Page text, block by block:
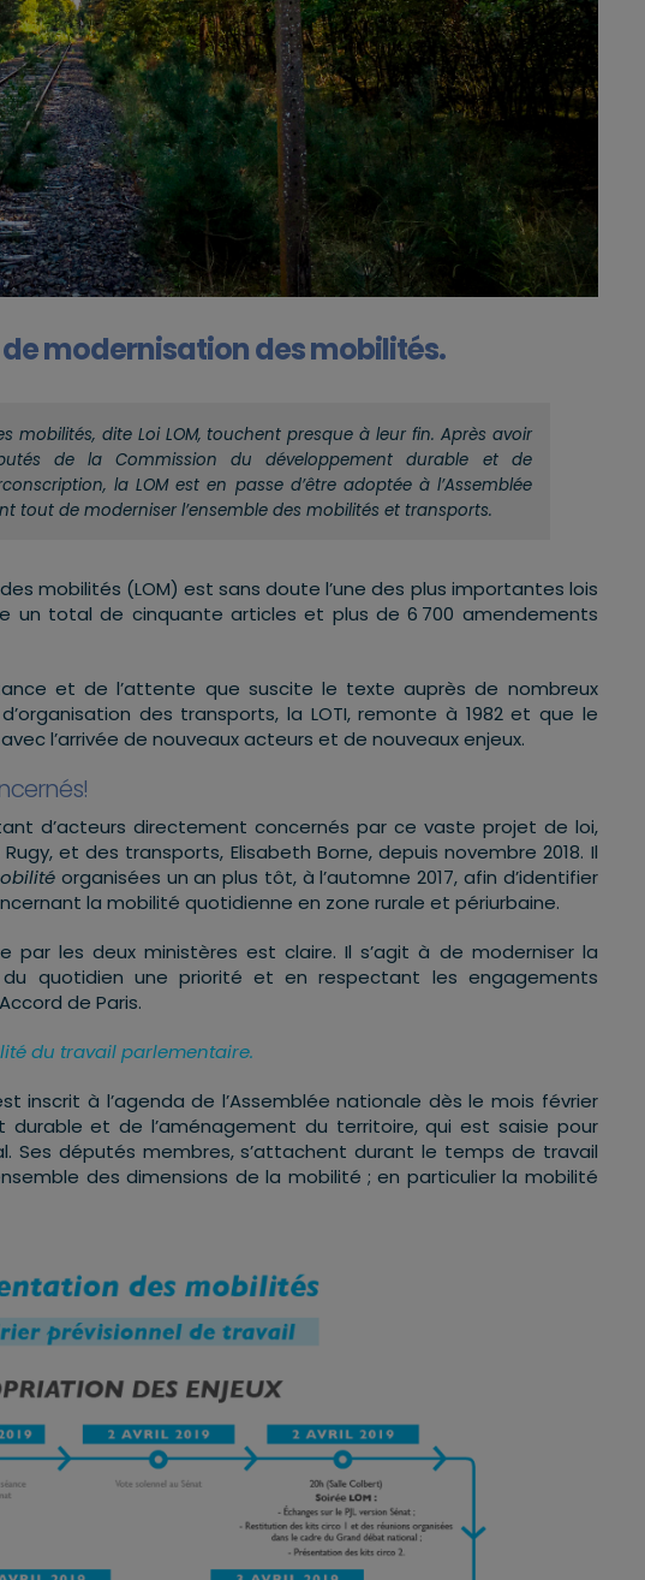
de modernisation des mobilités.
mobilités, dite Loi LOM, touchent presque à leur fin. Après avoir
de la Commission du développement durable et de
la LOM est en passe d’être adoptée à l’Assemblée
tout de moderniser l’ensemble des mobilités et transports.
mobilités (LOM) est sans doute l’une des plus importantes lois
un total de cinquante articles et plus de 6 700 amendements
et de l’attente que suscite le texte auprès de nombreux
des transports, la LOTI, remonte à 1982 et que le
l’arrivée de nouveaux acteurs et de nouveaux enjeux.
d’acteurs directement concernés par ce vaste projet de loi,
et des transports, Elisabeth Borne, depuis novembre 2018. Il
organisées un an plus tôt, à l’automne 2017, afin d’identifier
la mobilité quotidienne en zone rurale et périurbaine.
par les deux ministères est claire. Il s’agit à de moderniser la
quotidien une priorité et en respectant les engagements
de Paris.
du travail parlementaire.
inscrit à l’agenda de l’Assemblée nationale dès le mois février
durable et de l’aménagement du territoire, qui est saisie pour
députés membres, s’attachent durant le temps de travail
des dimensions de la mobilité ; en particulier la mobilité